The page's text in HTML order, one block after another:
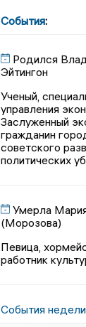
События:
Родился
Эйтингон
Ученый,
управления
Заслуженный
гражданин
советского
политических
Умерла
(Морозова)
Певица,
работник
События недели